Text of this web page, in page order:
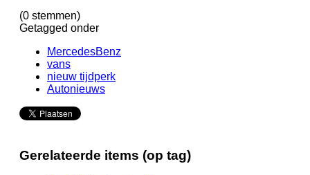
(0 stemmen)
Getagged onder
MercedesBenz
vans
nieuw tijdperk
Autonieuws
Gerelateerde items (op tag)